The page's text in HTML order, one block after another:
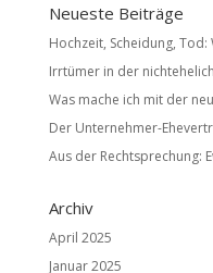
Neueste Beiträge
Hochzeit, Scheidung,
Irrtümer in der
Was mache ich mit der
Der Unternehmer-
Aus der Rechtsprechung:
Archiv
April 2025
Januar 2025